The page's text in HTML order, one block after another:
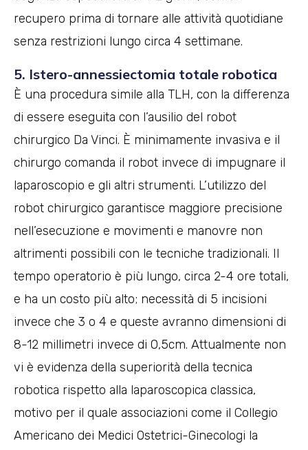
recupero prima di tornare alle attività quotidiane
senza restrizioni lungo circa 4 settimane.
5. Istero-annessiectomia totale robotica
È una procedura simile alla TLH, con la differenza
di essere eseguita con l’ausilio del robot
chirurgico Da Vinci. È minimamente invasiva e il
chirurgo comanda il robot invece di impugnare il
laparoscopio e gli altri strumenti. L’utilizzo del
robot chirurgico garantisce maggiore precisione
nell’esecuzione e movimenti e manovre non
altrimenti possibili con le tecniche tradizionali. Il
tempo operatorio è più lungo, circa 2-4 ore totali,
e ha un costo più alto; necessità di 5 incisioni
invece che 3 o 4 e queste avranno dimensioni di
8-12 millimetri invece di 0,5cm. Attualmente non
vi è evidenza della superiorità della tecnica
robotica rispetto alla laparoscopica classica,
motivo per il quale associazioni come il Collegio
Americano dei Medici Ostetrici-Ginecologi la